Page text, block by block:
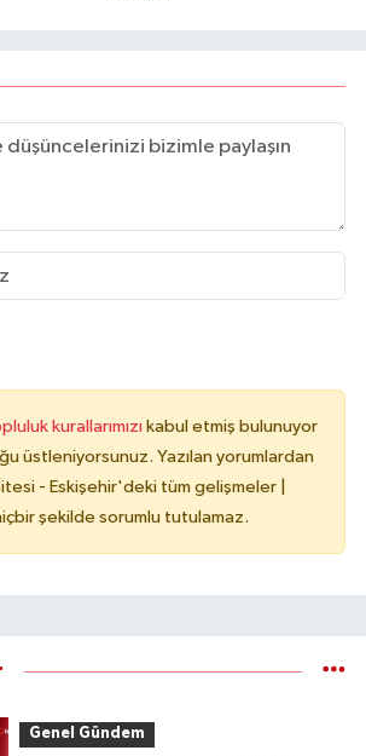
kurallarımızı kabul etmiş bulunuyor
üstleniyorsunuz. Yazılan yorumlardan
- Eskişehir'deki tüm gelişmeler |
şekilde sorumlu tutulamaz.
Genel Gündem